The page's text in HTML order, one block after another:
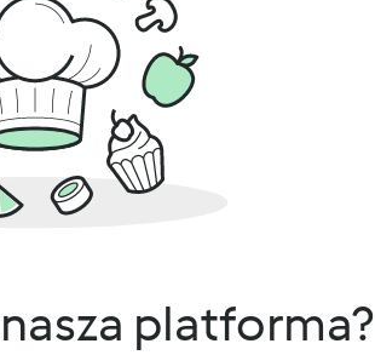
platforma?